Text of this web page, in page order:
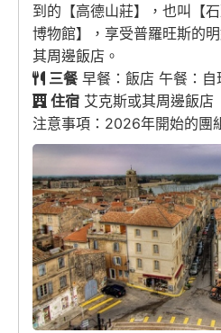
到的【高德山莊】，也叫【
博物館】，享受普羅旺斯的
其周邊飯店。
三餐早餐：飯店 午餐：自
住宿 艾克斯或其周邊飯店
注意事項：2026年開始的團